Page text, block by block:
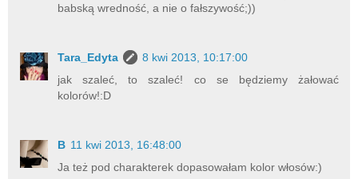
babską wredność, a nie o fałszywość;))
Tara_Edyta
8 kwi 2013, 10:17:00
jak szaleć, to szaleć! co se będziemy żałować
kolorów!:D
B 11 kwi 2013, 16:48:00
Ja też pod charakterek dopasowałam kolor włosów:)